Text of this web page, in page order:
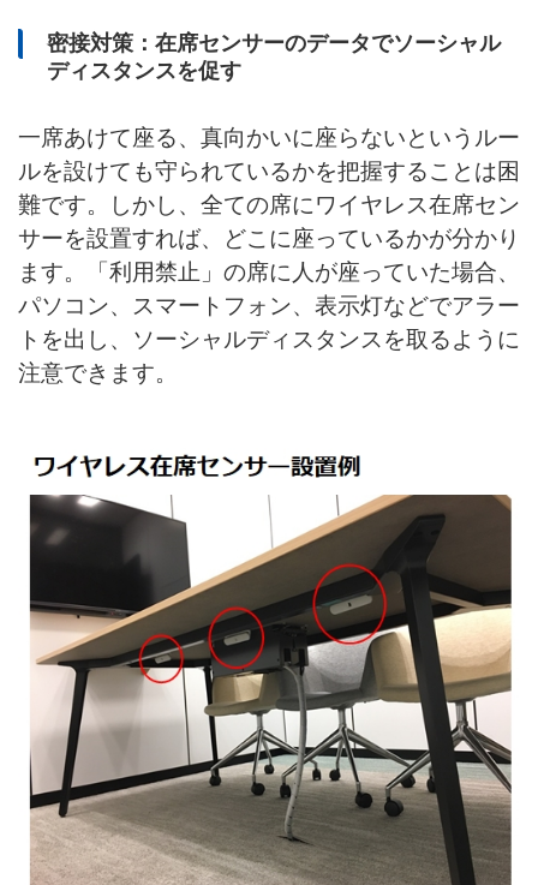
密接対策：在席センサーのデータでソーシャル
ディスタンスを促す
一席あけて座る、真向かいに座らないというルー
ルを設けても守られているかを把握することは困
難です。しかし、全ての席にワイヤレス在席セン
サーを設置すれば、どこに座っているかが分かり
ます。「利用禁止」の席に人が座っていた場合、
パソコン、スマートフォン、表示灯などでアラー
トを出し、ソーシャルディスタンスを取るように
注意できます。